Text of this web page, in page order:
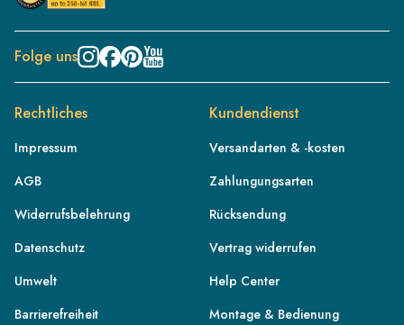
Folge uns
Rechtliches
Impressum
AGB
Widerrufsbelehrung
Datenschutz
Umwelt
Barrierefreiheit
Kundendienst
Versandarten & -kosten
Zahlungungsarten
Rücksendung
Vertrag widerrufen
Help Center
Montage & Bedienung